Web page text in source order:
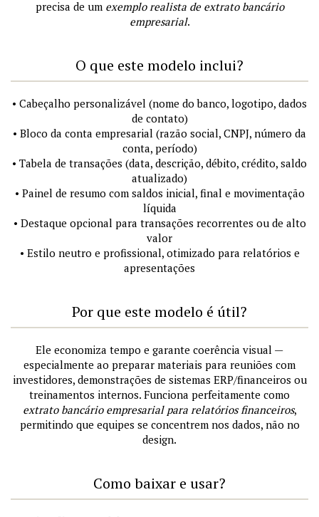
precisa de um exemplo realista de extrato bancário
empresarial.
O que este modelo inclui?
• Cabeçalho personalizável (nome do banco, logotipo, dados
de contato)
• Bloco da conta empresarial (razão social, CNPJ, número da
conta, período)
• Tabela de transações (data, descrição, débito, crédito, saldo
atualizado)
• Painel de resumo com saldos inicial, final e movimentação
líquida
• Destaque opcional para transações recorrentes ou de alto
valor
• Estilo neutro e profissional, otimizado para relatórios e
apresentações
Por que este modelo é útil?
Ele economiza tempo e garante coerência visual —
especialmente ao preparar materiais para reuniões com
investidores, demonstrações de sistemas ERP/financeiros ou
treinamentos internos. Funciona perfeitamente como
extrato bancário empresarial para relatórios financeiros,
permitindo que equipes se concentrem nos dados, não no
design.
Como baixar e usar?